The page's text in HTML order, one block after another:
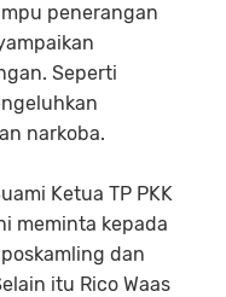
penerangan
Seperti
narkoba.
Ketua TP PKK
meminta kepada
dan
itu Rico Waas